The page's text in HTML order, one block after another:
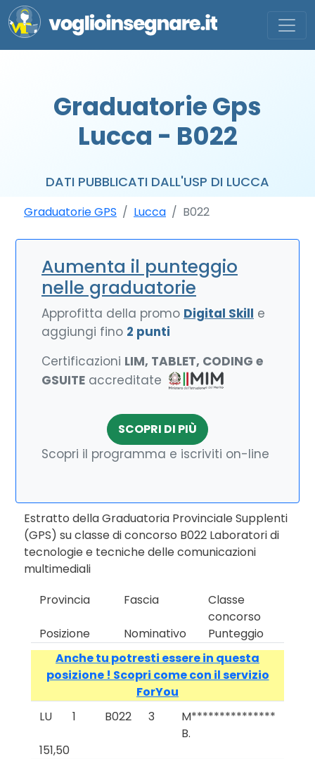
Graduatorie Gps
Lucca - B022
DATI PUBBLICATI DALL'USP DI LUCCA
Graduatorie GPS Lucca B022
Aumenta il punteggio
nelle graduatorie
Approfitta della promo Digital Skill e
aggiungi fino 2 punti
Certificazioni LIM, TABLET, CODING e
GSUITE accreditate
SCOPRI DI PIÙ
Scopri il programma e iscriviti on-line
Estratto della Graduatoria Provinciale Supplenti
(GPS) su classe di concorso B022 Laboratori di
tecnologie e tecniche delle comunicazioni
multimediali
Provincia
Fascia
Classe
concorso
Posizione
Nominativo
Punteggio
Anche tu potresti essere in questa
posizione ! Scopri come con il servizio
ForYou
LU
1 B022 3
M***************
B.
151,50